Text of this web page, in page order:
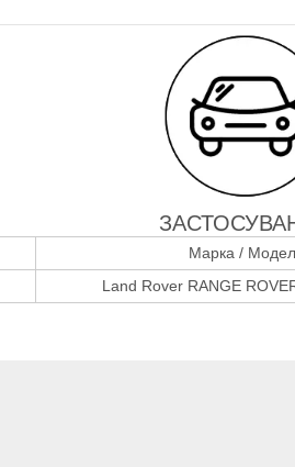
Марка /
Land Rover RANGE